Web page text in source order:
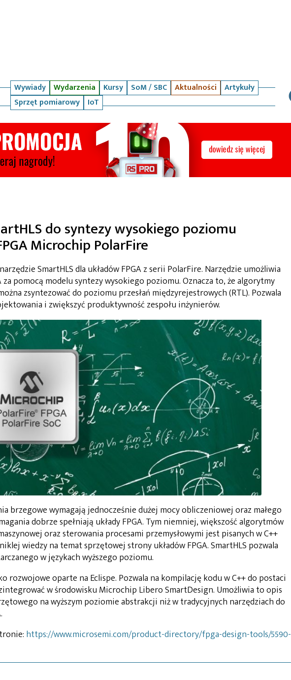
Wywiady Wydarzenia Kursy SoM / SBC Aktualności
Artykuły
Sprzęt pomiarowy
IoT
do syntezy wysokiego poziomu
Microchip PolarFire
SmartHLS dla układów FPGA z serii PolarFire. Narzędzie umożliwia
pomocą modelu syntezy wysokiego poziomu. Oznacza to, że algorytmy
zsyntezować do poziomu przesłań międzyrejestrowych (RTL). Pozwala
i zwiększyć produktywność zespołu inżynierów.
brzegowe wymagają jednocześnie dużej mocy obliczeniowej oraz małego
dobrze spełniają układy FPGA. Tym niemniej, większość algorytmów
oraz sterowania procesami przemysłowymi jest pisanych w C++
wiedzy na temat sprzętowej strony układów FPGA. SmartHLS pozwala
w językach wyższego poziomu.
rozwojowe oparte na Eclispe. Pozwala na kompilację kodu w C++ do postaci
w środowisku Microchip Libero SmartDesign. Umożliwia to opis
na wyższym poziomie abstrakcji niż w tradycyjnych narzędziach do
https://www.microsemi.com/product-directory/fpga-design-tools/5590-